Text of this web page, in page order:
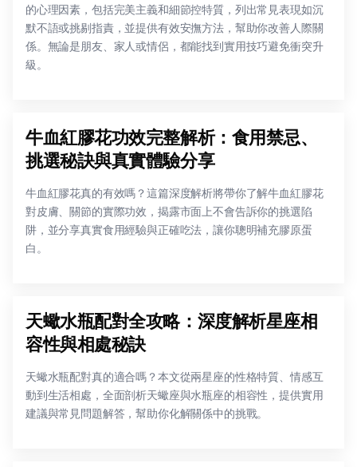
的心理因素，包括完美主義和細節控特質，列出常見表現如沉
默不語或挑剔指責，並提供有效安撫方法，幫助你改善人際關
係。無論是朋友、家人或情侶，都能找到實用技巧避免衝突升
級。
牛血紅膠花功效完整解析：食用禁忌、
挑選秘訣與真實體驗分享
牛血紅膠花真的有效嗎？這篇深度解析將帶你了解牛血紅膠花
對皮膚、關節的實際功效，揭露市面上不會告訴你的挑選陷
阱，並分享真實食用經驗與正確吃法，讓你聰明補充膠原蛋
白。
天蠍水瓶配對全攻略：深度解析星座相
容性與相處秘訣
天蠍水瓶配對真的適合嗎？本文從兩星座的性格特質、情感互
動到生活相處，全面剖析天蠍座與水瓶座的相容性，提供實用
建議與常見問題解答，幫助你化解關係中的挑戰。